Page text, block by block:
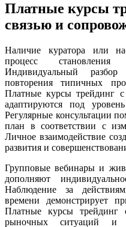
Платные курсы
связью и
Наличие куратора или
процесс становления
Индивидуальный
повторения типичных
Платные курсы трейдинг
адаптируются под
Регулярные консультации
план в соответствии с
Личное взаимодействие
развития и
Групповые вебинары и
дополняют
Наблюдение за
времени демонстрирует
Платные курсы трейдинг
рыночных ситуаций и